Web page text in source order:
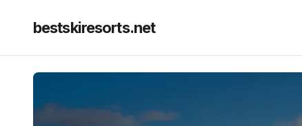
bestskiresorts.net